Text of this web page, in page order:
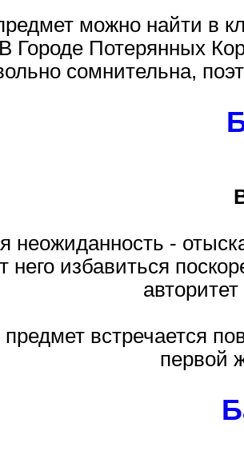
можно найти в
Городе Потерянных
сомнительна,
неожиданность -
него избавиться
встречается
первой